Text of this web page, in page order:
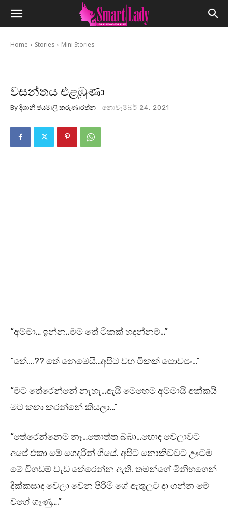
Home Stories Mini Stories
වසන්තය එළඹුණා
By දිශානි ජයමාලි කරුණාරත්න නොවැම්බර් 24, 2021
“අම්මා… ඉන්න..මම තේ ටිකක් හදන්නම්…”
“තේ….?? තේ නෙමෙයි…අපිට වහ ටිකක් පොවපං…”
“මට තේරෙන්නේ නැහැ…ඇයි මෙහෙම අම්මායි අක්කයි
මට කතා කරන්නේ කියලා…”
“තේරෙන්නෙම නෑ…තොත්ත බබා…හොඳ වෙලාවට
අපේ එකා මේ ගෙදරින් ගියේ. අපිට නොකිව්වට ඌටම
මේ විගඩම් වැඩ තේරෙන්න ඇති. තමන්ගේ මිනිහගෙන්
දික්කසාද වෙලා වෙන පිරිමි ගේ ඇතුලට දා ගන්න මේ
වගේ ගෑණු….”